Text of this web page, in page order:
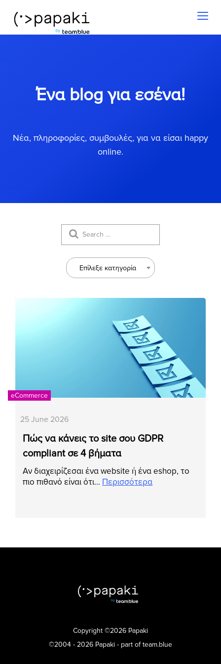
Ένα blog για εσένα!
Νέα, πληροφορίες, συμβουλές, για να είσαι happy
online.
Επίλεξε κατηγορία
eCommerce
25 June 2026
Πώς να κάνεις το site σου GDPR
compliant σε 4 βήματα
Αν διαχειρίζεσαι ένα website ή ένα eshop, το
πιο πιθανό είναι ότι… Περισσότερα
Copyright ©2026 Papaki
©2004 - 2026 Papaki - part of team.blue